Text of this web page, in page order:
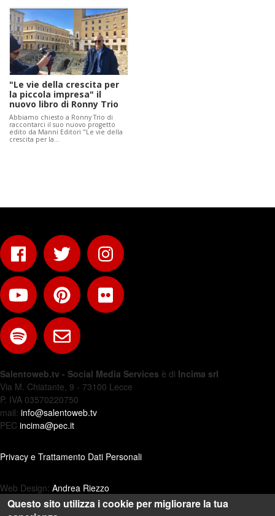
"Le vie della crescita per
la piccola impresa" il
nuovo libro di Ronny Trio
Abbiamo chiesto a Ronny Trio di
raccontarci il suo nuovo progetto
edito da Manni Editori "Le vie della
crescita per la…
Salentoweb.tv - Social Media Services è di Incima srl
Via M. Chiatante, 9 - 73100 Lecce
P. IVA 03570220750
mail: info@salentoweb.tv
PEC incima@pec.it
Privacy e Trattamento Dati Personali
Web Design: Andrea Riezzo
Questo sito utilizza i cookie per migliorare la tua